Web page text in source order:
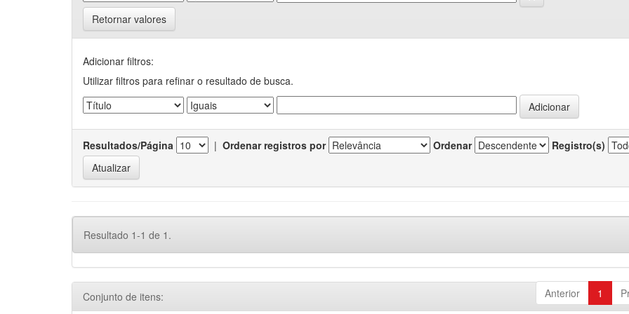
Retornar valores
Adicionar filtros:
Utilizar filtros para refinar o resultado de busca.
Resultados/Página | Ordenar registros por Ordenar Registro(s)
Resultado 1-1 de 1.
Anterior 1
Conjunto de itens: